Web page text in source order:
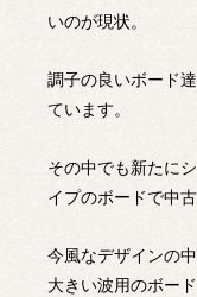
いのが現状。
調子の良いボード
ています。
その中でも新たに
イプのボードで中
今風なデザインの
大きい波用のボー